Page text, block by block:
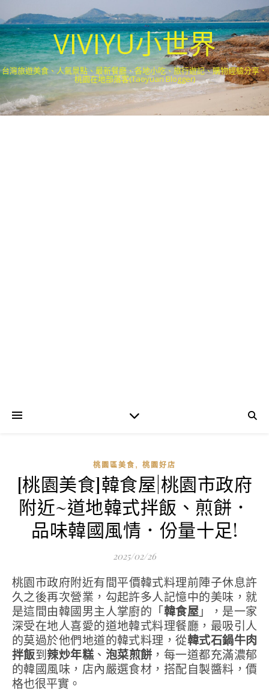
VIVIYU小世界
台灣旅遊美食、人氣景點、最新餐廳、各地小吃、旅行遊記、購物經驗分享．
桃園在地部落客(Taoyuan Blogger)
桃園區美食 , 桃園好店
[桃園美食]韓食屋|桃園市政府
附近~道地韓式拌飯、煎餅．
品味韓國風情．份量十足!
2025/02/26
桃園市政府附近有間平價韓式料理前陣子休息許
久之後再次營業，勾起許多人記憶中的美味，就
是這間由韓國男主人掌廚的「韓食屋」，是一家
深受在地人喜愛的道地韓式料理餐廳，最吸引人
的莫過於他們地道的韓式料理，從韓式石鍋牛肉
拌飯到辣炒年糕 、 泡菜煎餅 ，每一道都充滿濃郁
的韓國風味，店內嚴選食材，搭配自製醬料，價
格也很平實。